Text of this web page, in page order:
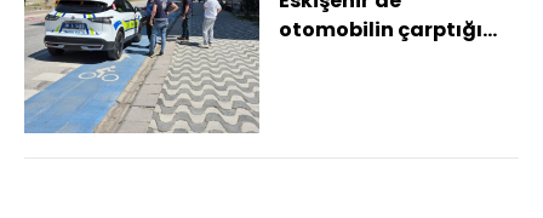
otomobilin çarptığı